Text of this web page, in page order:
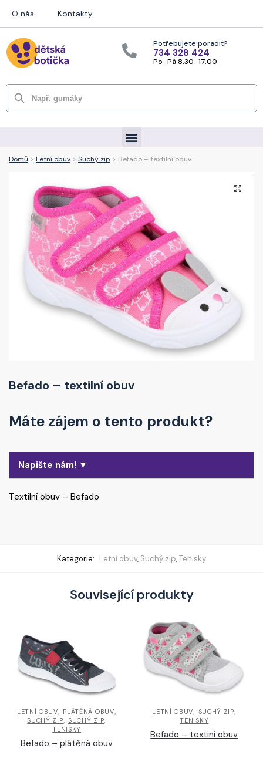
O nás Kontakty
Potřebujete poradit?
734 328 424
Po–Pá 8.30–17.00
Hledat
Domů > Letní obuv > Suchý zip > Befado – textilní obuv
🔍
Befado – textilní obuv
Máte zájem o tento produkt?
Napište nám! ▼
Textilní obuv – Befado
Kategorie: Letní obuv, Suchý zip,Tenisky
Související produkty
LETNÍ OBUV, PLÁTĚNÁ OBUV,
SUCHÝ ZIP, SUCHÝ ZIP,
TENISKY
Befado – plátěná obuv
LETNÍ OBUV, SUCHÝ ZIP,
TENISKY
Befado – textiní obuv